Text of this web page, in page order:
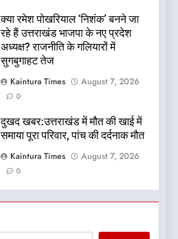
क्या रमेश पोखरियाल ‘निशंक’ बनने जा
रहे हैं उत्तराखंड भाजपा के नए प्रदेश
अध्यक्ष? राजनीति के गलियारों में
सुगबुगाहट तेज
Kaintura Times
August 7, 2026
0
दुखद खबर:उत्तराखंड में मौत की खाई में
समाया पूरा परिवार, पांच की दर्दनाक मौत
Kaintura Times
August 7, 2026
0